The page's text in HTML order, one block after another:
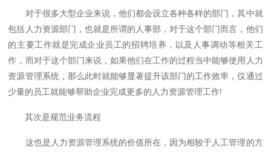
对于很多大型企业来说，他们都会设立各种各样的部门，其中就
包括人力资源部门，也就是所谓的人事部，对于这个部门而言，他们
的主要工作就是完成企业员工的招聘培养，以及人事调动等相关工
作，而对于这个部门来说，如果他们在工作的过程当中能够使用人力
资源管理系统，那么此时就能够显著提升该部门的工作效率，仅通过
少量的员工就能够帮助企业完成更多的人力资源管理工作!
其次是规范业务流程
这也是人力资源管理系统的价值所在，因为相较于人工管理的方